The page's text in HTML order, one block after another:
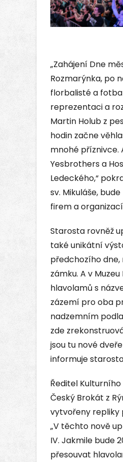
„Zahájení Dne
Rozmarýnka, po
florbalisté a
reprezentaci a
Martin Holub z
hodin začne
mnohé příznivce.
Yesbrothers a
Ledeckého,“
sv. Mikuláše,
firem a
Starosta rovněž
také unikátní
předchozího dne,
zámku. A v
hlavolamů s
zázemí pro oba
nadzemním
zde
jsou tu nové
informuje
Ředitel
Český Brokát z
vytvořeny repliky
„V těchto nově
IV. Jakmile bude
přesouvat